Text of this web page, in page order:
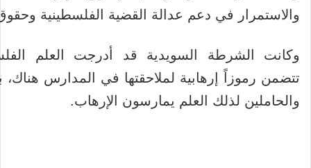
والاستمرار في دعم عدالة القضية الفلسطينية
وكانت الشرطة السويدية قد أدرجت العلم
تتضمن رموزاً إرهابية لملاحقتها في المدارس هناك،
والحاملين لذلك العلم يمارسون الإرهاب.